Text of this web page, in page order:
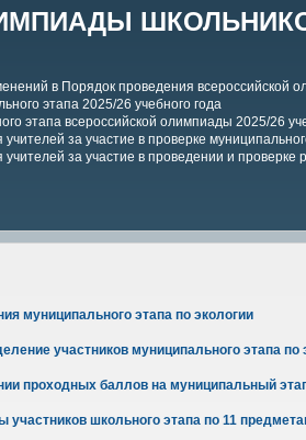
в Порядок проведения всероссийской
этапа 2025/26 учебного года
этапа всероссийской олимпиады 2025/26
за участие в проверке
за участие в проведении и проверке
муниципального этапа по экологии
участников муниципального этапа
проходных баллов на муниципальный
участников школьного этапа по 11